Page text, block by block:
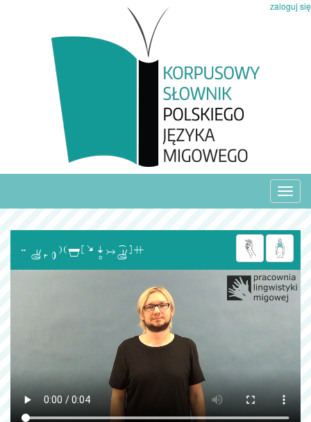
zaloguj się
